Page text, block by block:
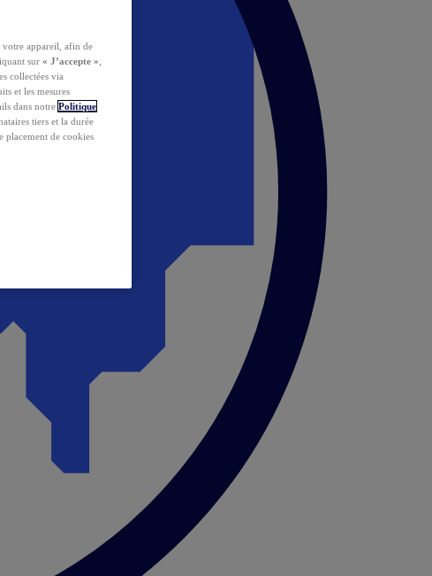
votre appareil, afin de
sur « J’accepte »
collectées via
et les mesures
dans notre Politique
tiers et la durée
placement de cookies